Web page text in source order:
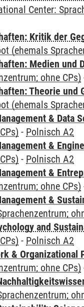
Center:
Kritik der
(ehemals
Medien und
ohne CPs)
Theorie und
(ehemals
& Data
- Polnisch A2
&
- Polnisch A2
&
ohne CPs)
&
and
- Polnisch A2
& Organizational
ohne CPs)